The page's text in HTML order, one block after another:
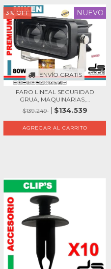
3% OFF
ENVÍO GRATIS
NUEVO
FARO LINEAL SEGURIDAD
GRUA, MAQUINARIAS,...
$139.249
$134.539